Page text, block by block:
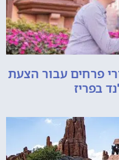
פרחים עבור הצעת
בפריז